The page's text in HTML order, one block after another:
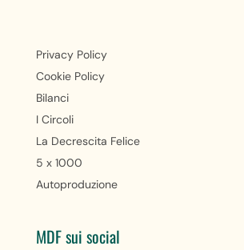
Privacy Policy
Cookie Policy
Bilanci
I Circoli
La Decrescita Felice
5 x 1000
Autoproduzione
MDF sui social